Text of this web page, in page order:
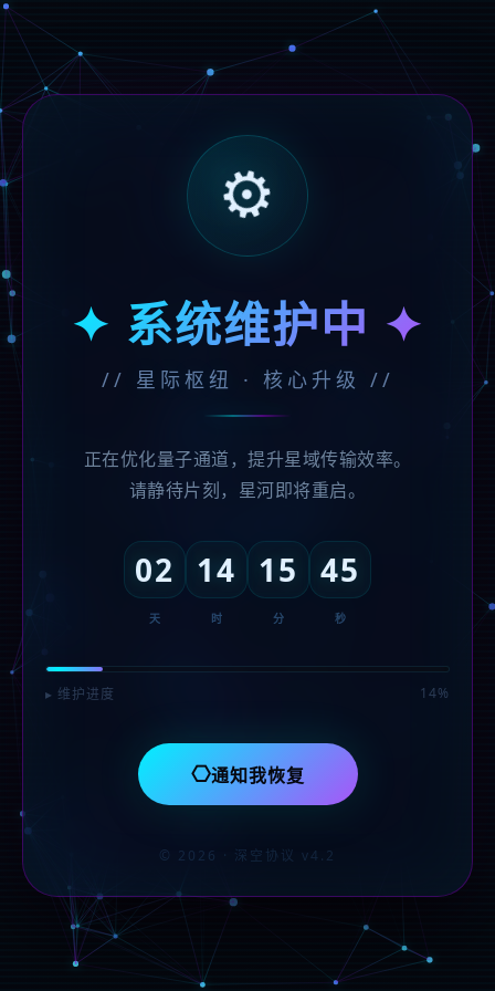
⚙️
✦ 系统维护中 ✦
// 星际枢纽 · 核心升级 //
正在优化量子通道，提升星域传输效率。
请静待片刻，星河即将重启。
02
天
14
时
15
分
45
秒
▸ 维护进度 14%
⎔通知我恢复
© 2026 · 深空协议 v4.2